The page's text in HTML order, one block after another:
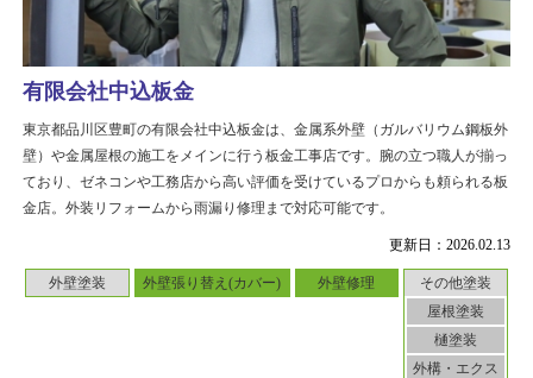
更新日：2026.02.13
外壁塗装 外壁張り替え(カバー) 外壁修理
その他塗装
屋根塗装
樋塗装
外構・エクス
有限会社中込板金
東京都品川区豊町の有限会社中込板金は、金属系外壁（ガルバリウム鋼板外
壁）や金属屋根の施工をメインに行う板金工事店です。腕の立つ職人が揃っ
ており、ゼネコンや工務店から高い評価を受けているプロからも頼られる板
金店。外装リフォームから雨漏り修理まで対応可能です。